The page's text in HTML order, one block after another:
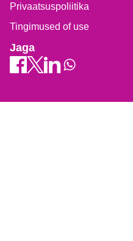
Privaatsuspoliitika
Tingimused of use
Jaga